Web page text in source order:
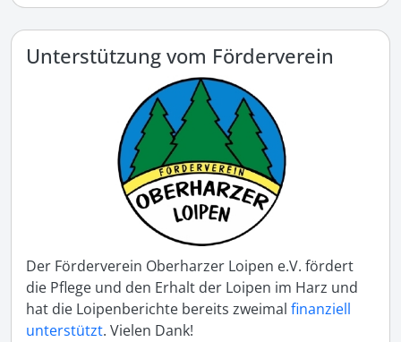
Unterstützung vom Förderverein
Der Förderverein Oberharzer Loipen e.V. fördert
die Pflege und den Erhalt der Loipen im Harz und
hat die Loipenberichte bereits zweimal finanziell
unterstützt. Vielen Dank!